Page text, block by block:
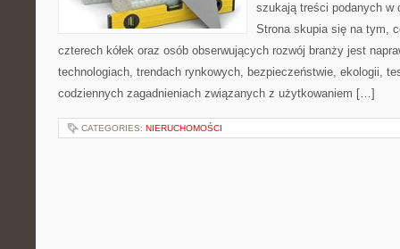
szukają treści podanych
Strona skupia się na tym,
czterech kółek oraz osób obserwujących rozwój branży jest
technologiach, trendach rynkowych, bezpieczeństwie, ekologii,
codziennych zagadnieniach związanych z użytkowaniem […]
CATEGORIES: NIERUCHOMOŚCI